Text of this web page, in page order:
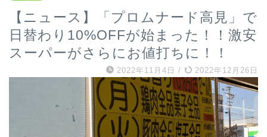
【ニュース】「プロムナード高見」で
日替わり10%OFFが始まった！！激安
スーパーがさらにお値打ちに！！
2022年11月4日 / 2022年12月26日